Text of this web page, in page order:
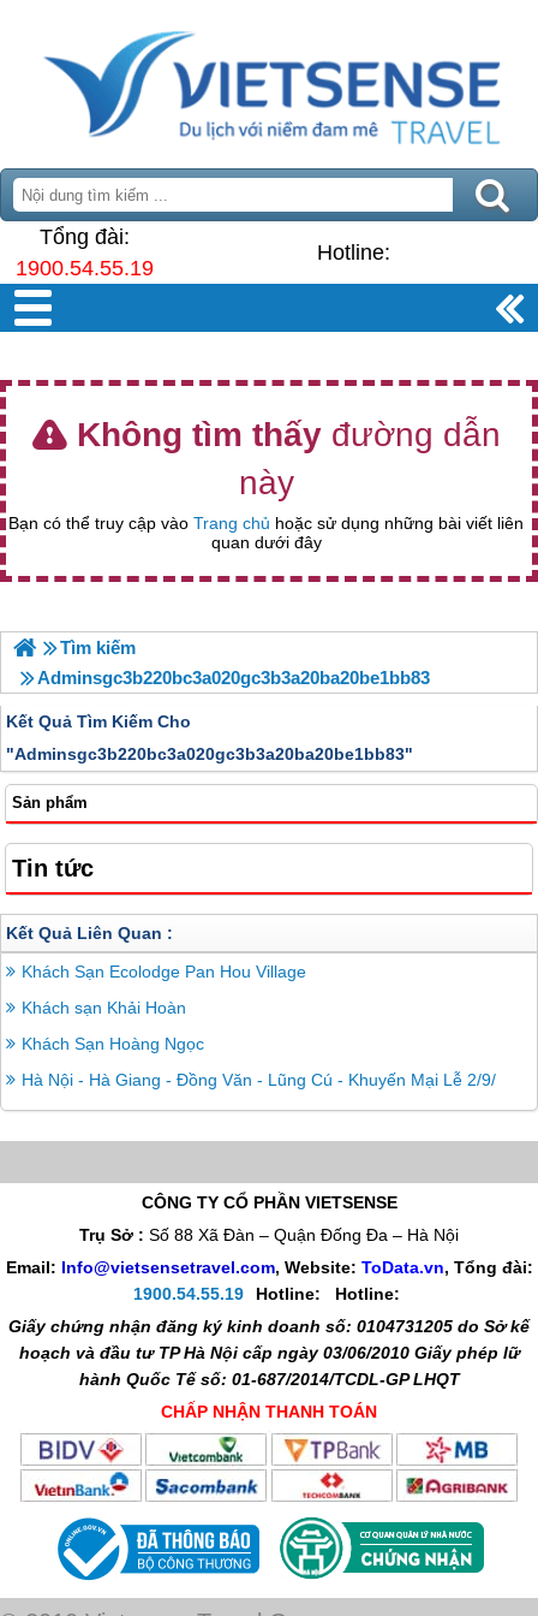
Tổng đài:
1900.54.55.19
Hotline:
Không tìm thấyđường dẫn
này
Bạn có thể truy cập vàoTrang chủ hoặc sử dụng những bài viết liên
quan dưới đây
Tìm kiếm
Adminsgc3b220bc3a020gc3b3a20ba20be1bb83
Kết Quả Tìm Kiếm Cho
"Adminsgc3b220bc3a020gc3b3a20ba20be1bb83"
Sản phẩm
Tin tức
Kết Quả Liên Quan :
Khách Sạn Ecolodge Pan Hou Village
Khách sạn Khải Hoàn
Khách Sạn Hoàng Ngọc
Hà Nội - Hà Giang - Đồng Văn - Lũng Cú - Khuyến Mại Lễ 2/9/
CÔNG TY CỔ PHẦN VIETSENSE
Trụ Sở : Số 88 Xã Đàn – Quận Đống Đa – Hà Nội
Email: Info@vietsensetravel.com, Website: ToData.vn, Tổng đài:
1900.54.55.19
Hotline:
Hotline:
Giấy chứng nhận đăng ký kinh doanh số: 0104731205 do Sở kế
hoạch và đầu tư TP Hà Nội cấp ngày 03/06/2010 Giấy phép lữ
hành Quốc Tế số: 01-687/2014/TCDL-GP LHQT
CHẤP NHẬN THANH TOÁN